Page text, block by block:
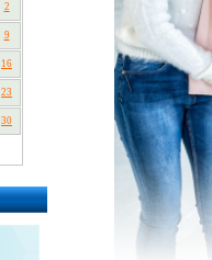
2
9
16
23
30